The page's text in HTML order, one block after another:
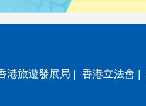
港旅遊發展局 | 香港立法會 |